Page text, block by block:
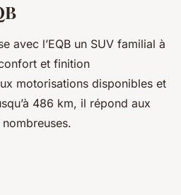
avec l’EQB un SUV familial à
et finition
motorisations disponibles et
486 km, il répond aux